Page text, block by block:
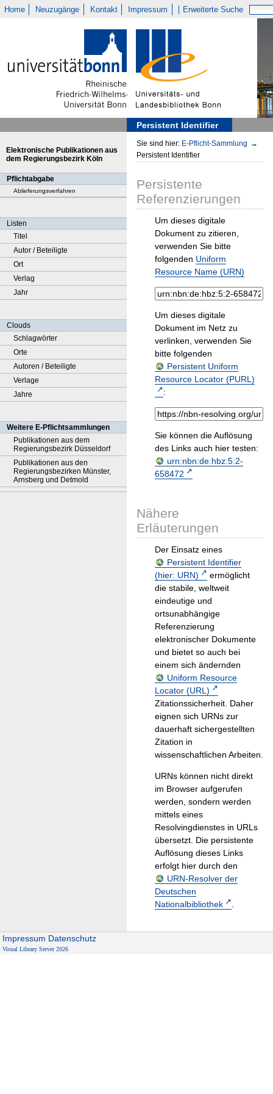
Home Neuzugänge Kontakt Impressum Erweiterte Suche
Persistent Identifier
Elektronische Publikationen aus
dem Regierungsbezirk Köln
Pflichtabgabe
Ablieferungsverfahren
Listen
Titel
Autor / Beteiligte
Ort
Verlag
Jahr
Clouds
Schlagwörter
Orte
Autoren / Beteiligte
Verlage
Jahre
Weitere E-Pflichtsammlungen
Publikationen aus dem
Regierungsbezirk Düsseldorf
Publikationen aus den
Regierungsbezirken Münster,
Arnsberg und Detmold
Sie sind hier: E-Pflicht-Sammlung →
Persistent Identifier
Persistente
Referenzierungen
Um dieses digitale
Dokument zu zitieren,
verwenden Sie bitte
folgenden Uniform
Resource Name (URN)
Um dieses digitale
Dokument im Netz zu
verlinken, verwenden Sie
bitte folgenden
Persistent Uniform
Resource Locator (PURL)
:
Sie können die Auflösung
des Links auch hier testen:
urn:nbn:de:hbz:5:2-
658472
Nähere
Erläuterungen
Der Einsatz eines
Persistent Identifier
(hier: URN)
ermöglicht
die stabile, weltweit
eindeutige und
ortsunabhängige
Referenzierung
elektronischer Dokumente
und bietet so auch bei
einem sich ändernden
Uniform Resource
Locator (URL)
Zitationssicherheit. Daher
eignen sich URNs zur
dauerhaft sichergestellten
Zitation in
wissenschaftlichen Arbeiten.
URNs können nicht direkt
im Browser aufgerufen
werden, sondern werden
mittels eines
Resolvingdienstes in URLs
übersetzt. Die persistente
Auflösung dieses Links
erfolgt hier durch den
URN-Resolver der
Deutschen
Nationalbibliothek
.
Impressum Datenschutz
Visual Library Server 2026